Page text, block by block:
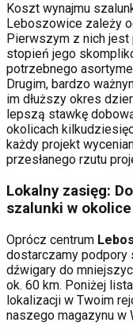
Koszt wynajmu
Leboszowice zależy
Pierwszym z nich jest
stopień jego
potrzebnego
Drugim, bardzo
im dłuższy okres
lepszą stawkę
okolicach
każdy projekt
przesłanego rzutu
Lokalny zasięg:
szalunki w okolice
Oprócz centrum
dostarczamy podpory
dźwigary do
ok. 60 km. Poniżej
lokalizacji w Twoim
naszego magazynu w